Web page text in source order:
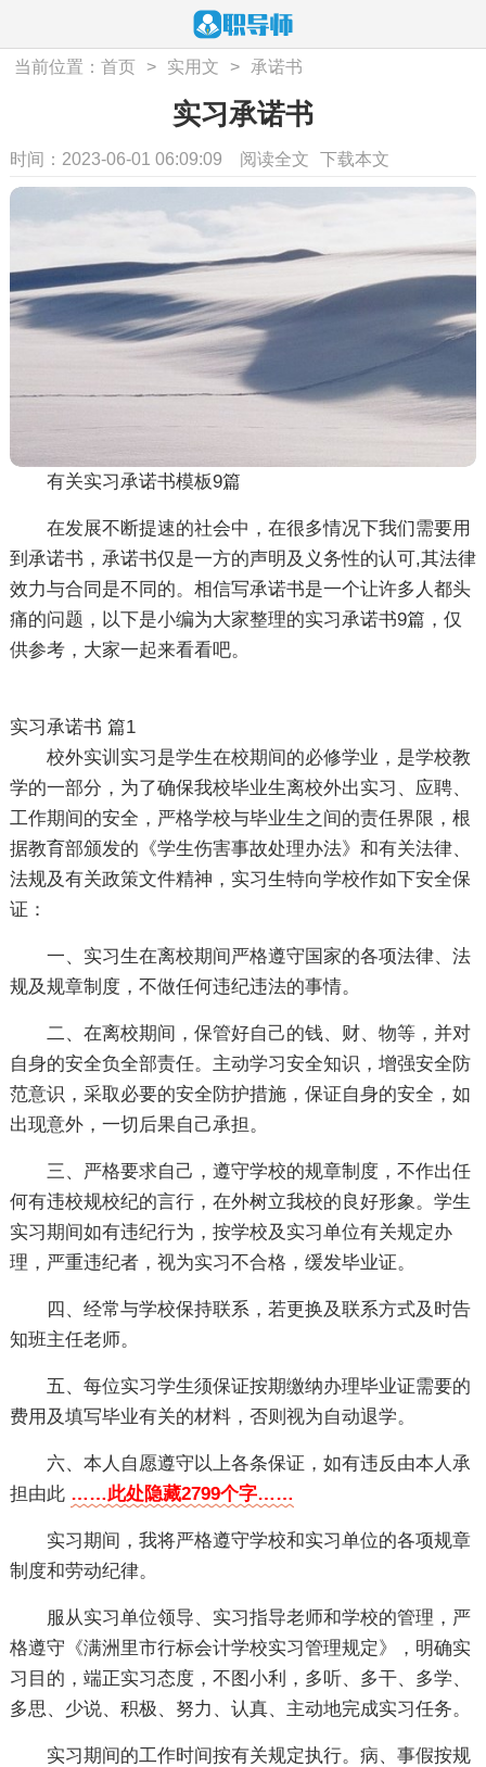
当前位置：首页 > 实用文 > 承诺书
实习承诺书
时间：2023-06-01 06:09:09 阅读全文 下载本文
有关实习承诺书模板9篇
在发展不断提速的社会中，在很多情况下我们需要用
到承诺书，承诺书仅是一方的声明及义务性的认可,其法律
效力与合同是不同的。相信写承诺书是一个让许多人都头
痛的问题，以下是小编为大家整理的实习承诺书9篇，仅
供参考，大家一起来看看吧。
实习承诺书 篇1
校外实训实习是学生在校期间的必修学业，是学校教
学的一部分，为了确保我校毕业生离校外出实习、应聘、
工作期间的安全，严格学校与毕业生之间的责任界限，根
据教育部颁发的《学生伤害事故处理办法》和有关法律、
法规及有关政策文件精神，实习生特向学校作如下安全保
证：
一、实习生在离校期间严格遵守国家的各项法律、法
规及规章制度，不做任何违纪违法的事情。
二、在离校期间，保管好自己的钱、财、物等，并对
自身的安全负全部责任。主动学习安全知识，增强安全防
范意识，采取必要的安全防护措施，保证自身的安全，如
出现意外，一切后果自己承担。
三、严格要求自己，遵守学校的规章制度，不作出任
何有违校规校纪的言行，在外树立我校的良好形象。学生
实习期间如有违纪行为，按学校及实习单位有关规定办
理，严重违纪者，视为实习不合格，缓发毕业证。
四、经常与学校保持联系，若更换及联系方式及时告
知班主任老师。
五、每位实习学生须保证按期缴纳办理毕业证需要的
费用及填写毕业有关的材料，否则视为自动退学。
六、本人自愿遵守以上各条保证，如有违反由本人承
担由此 ……此处隐藏2799个字……
实习期间，我将严格遵守学校和实习单位的各项规章
制度和劳动纪律。
服从实习单位领导、实习指导老师和学校的管理，严
格遵守《满洲里市行标会计学校实习管理规定》，明确实
习目的，端正实习态度，不图小利，多听、多干、多学、
多思、少说、积极、努力、认真、主动地完成实习任务。
实习期间的工作时间按有关规定执行。病、事假按规